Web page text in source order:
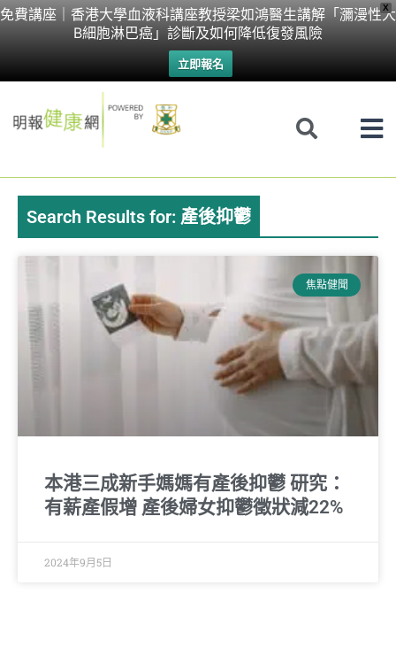
X
免費講座｜香港大學血液科講座教授梁如鴻醫生講解「瀰漫性大
B細胞淋巴癌」診斷及如何降低復發風險
立即報名
Skip
Search Results for: 產後抑鬱
焦點健聞
本港三成新手媽媽有產後抑鬱 研究：
有薪產假增 產後婦女抑鬱徵狀減22%
2024年9月5日